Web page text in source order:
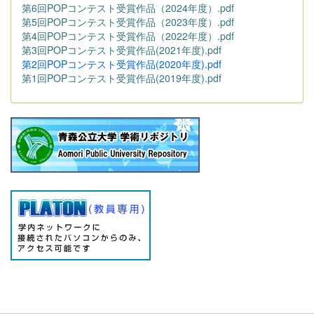
第6回POPコンテスト受賞作品（2024年度）.pdf
第5回POPコンテスト受賞作品（2023年度）.pdf
第4回POPコンテスト受賞作品（2022年度）.pdf
第3回POPコンテスト受賞作品(2021年度).pdf
第2回POPコンテスト受賞作品(2020年度).pdf
第1回POPコンテスト受賞作品(2019年度).pdf